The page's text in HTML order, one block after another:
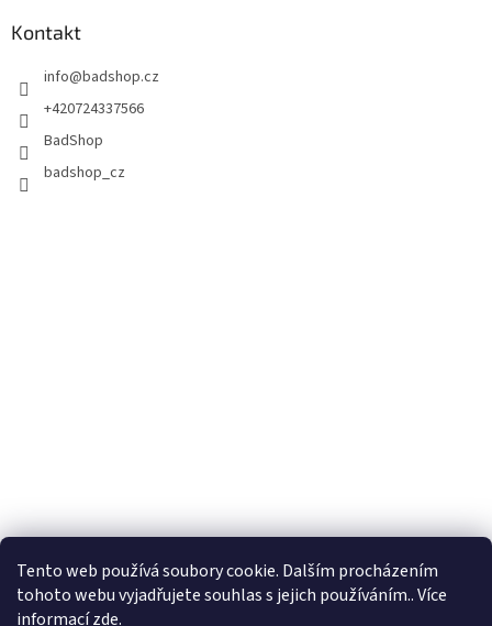
Tento web používá soubory cookie. Dalším procházením
tohoto webu vyjadřujete souhlas s jejich používáním.. Více
informacízde.
Kontakt
info@badshop.cz
+420724337566
BadShop
badshop_cz